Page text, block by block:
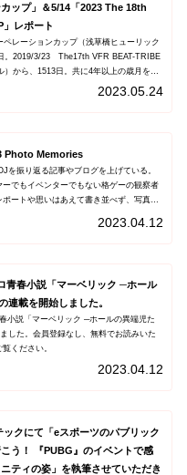
ップ」＆5/14「2023 The 18th
レポート
レーションカップ（浅草橋ヒューリック
。2019/3/23 The17th VFR BEAT-TRIBE
から、1513日。共に4年以上の歳月を耐
2023.05.24
Photo Memories
を振り返る記事やブログを上げている。
ーでもイベンターでもない格ゲーの観察者
ートや思いはあえて書き並べず、写真を
2023.04.12
青春小説「マーベリック ─ホール
連載を開始しました。
小説「マーベリック ─ホールの異端児た
した。会員登録なし、無料でお読みいた
ください。
2023.04.12
ックにて「eスポーツのパブリック
う！ 『PUBG』のイベントで感
ティの姿」を執筆させていただき